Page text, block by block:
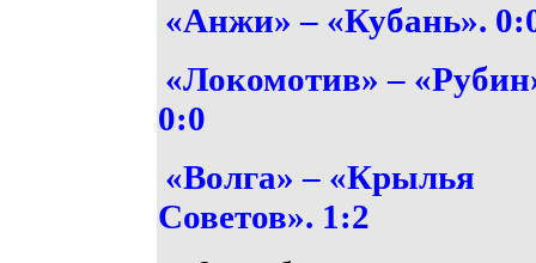
«Анжи» – «Кубань».
«Локомотив» –
0:0
«Волга» – «Крылья
Советов». 1:2